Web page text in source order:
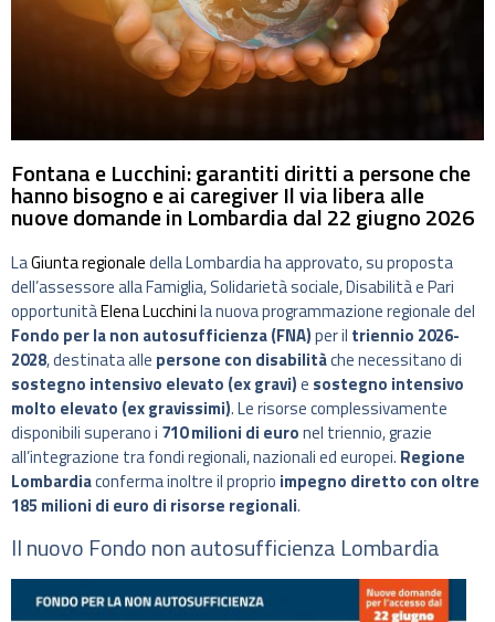
Fontana e Lucchini: garantiti diritti a persone che
hanno bisogno e ai caregiver Il via libera alle
nuove domande in Lombardia dal 22 giugno 2026
LaGiunta regionaledella Lombardia ha approvato, su proposta
dell’assessore alla Famiglia, Solidarietà sociale, Disabilità e Pari
opportunitàElena Lucchinila nuova programmazione regionale del
Fondo per la non autosufficienza (FNA)per il triennio 2026-
2028, destinata alle persone con disabilitàche necessitano di
sostegno intensivo elevato (ex gravi)e sostegno intensivo
molto elevato (ex gravissimi). Le risorse complessivamente
disponibili superano i 710 milioni di euronel triennio, grazie
all’integrazione tra fondi regionali, nazionali ed europei. Regione
Lombardiaconferma inoltre il proprio impegno diretto con oltre
185 milioni di euro di risorse regionali.
Il nuovo Fondo non autosufficienza Lombardia